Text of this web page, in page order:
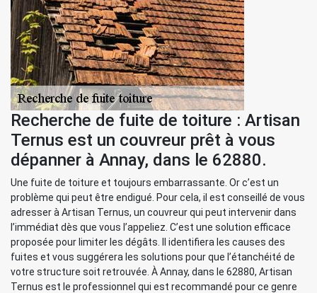
Recherche de fuite de toiture : Artisan
Ternus est un couvreur prêt à vous
dépanner à Annay, dans le 62880.
Une fuite de toiture et toujours embarrassante. Or c’est un
problème qui peut être endigué. Pour cela, il est conseillé de vous
adresser à Artisan Ternus, un couvreur qui peut intervenir dans
l’immédiat dès que vous l’appeliez. C’est une solution efficace
proposée pour limiter les dégâts. Il identifiera les causes des
fuites et vous suggérera les solutions pour que l’étanchéité de
votre structure soit retrouvée. À Annay, dans le 62880, Artisan
Ternus est le professionnel qui est recommandé pour ce genre